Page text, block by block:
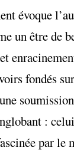
évoque
un être de
fondés
:
par